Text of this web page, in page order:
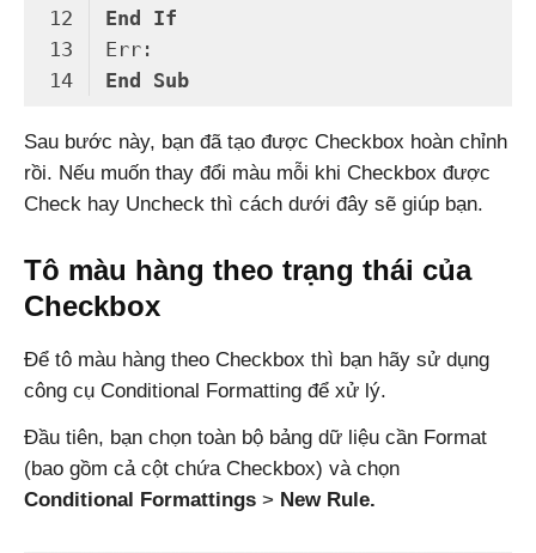
End
If
End
Sub
Sau bước này, bạn đã tạo được Checkbox hoàn chỉnh
rồi. Nếu muốn thay đổi màu mỗi khi Checkbox được
Check hay Uncheck thì cách dưới đây sẽ giúp bạn.
Tô màu hàng theo trạng thái của
Checkbox
Để tô màu hàng theo Checkbox thì bạn hãy sử dụng
công cụ Conditional Formatting để xử lý.
Đầu tiên, bạn chọn toàn bộ bảng dữ liệu cần Format
(bao gồm cả cột chứa Checkbox) và chọn
Conditional Formattings > New Rule.